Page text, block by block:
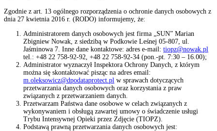
Zgodnie z art. 13 ogólnego rozporządzenia o ochronie danych osobowych z
dnia 27 kwietnia 2016 r. (RODO) informujemy, że:
Administratorem danych osobowych jest firma „SUN” Marian
Zbigniew Nowak, z siedzibą w Podkowie Leśnej 05-807, ul.
Jaśminowa 7. Inne dane kontaktowe: adres e-mail: tiopz@nowak.pl
tel.: +48 22 758-92-92, +48 22 758-92-34 (pon.-pt. 7:30 – 16.00);
Administrator wyznaczył Inspektora Ochrony Danych, z którym
można się skontaktować pisząc na adres email:
m.oleksowicz@dpodataprotect.pl w sprawach dotyczących
przetwarzania danych osobowych oraz korzystania z praw
związanych z przetwarzaniem danych.
Przetwarzam Państwa dane osobowe w celach związanych z
wykonywaniem i obsługą zawartej umowy o świadczenie usługi
Trybu Intensywnej Opieki przez Zdjęcie (TIOPZ).
Podstawą prawną przetwarzania danych osobowych jest: